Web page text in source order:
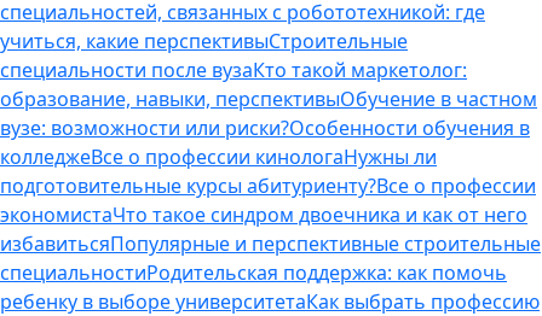
специальностей, связанных с робототехникой: где
учиться, какие перспективыСтроительные
специальности после вузаКто такой маркетолог:
образование, навыки, перспективыОбучение в частном
вузе: возможности или риски?Особенности обучения в
колледжеВсе о профессии кинологаНужны ли
подготовительные курсы абитуриенту?Все о профессии
экономистаЧто такое синдром двоечника и как от него
избавитьсяПопулярные и перспективные строительные
специальностиРодительская поддержка: как помочь
ребенку в выборе университетаКак выбрать профессию